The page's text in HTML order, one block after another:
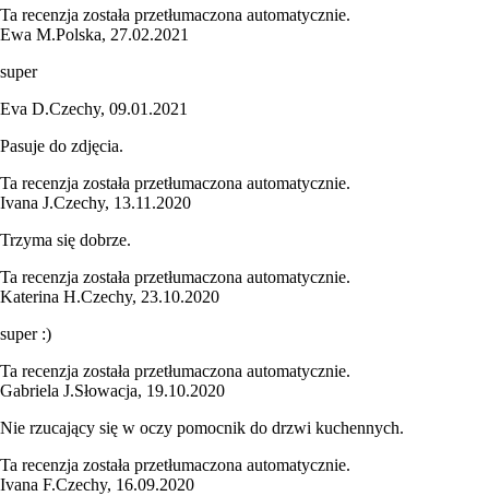
Ta recenzja została przetłumaczona automatycznie.
Ewa M.Polska, 27.02.2021
super
Eva D.Czechy, 09.01.2021
Pasuje do zdjęcia.
Ta recenzja została przetłumaczona automatycznie.
Ivana J.Czechy, 13.11.2020
Trzyma się dobrze.
Ta recenzja została przetłumaczona automatycznie.
Katerina H.Czechy, 23.10.2020
super :)
Ta recenzja została przetłumaczona automatycznie.
Gabriela J.Słowacja, 19.10.2020
Nie rzucający się w oczy pomocnik do drzwi kuchennych.
Ta recenzja została przetłumaczona automatycznie.
Ivana F.Czechy, 16.09.2020